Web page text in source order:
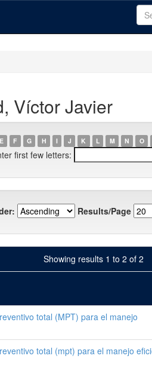
Víctor Javier
E F G H I J K L M N O
first few letters:
Results/Page
Showing results 1 to 2 of 2
total (MPT) para el manejo
total (mpt) para el manejo